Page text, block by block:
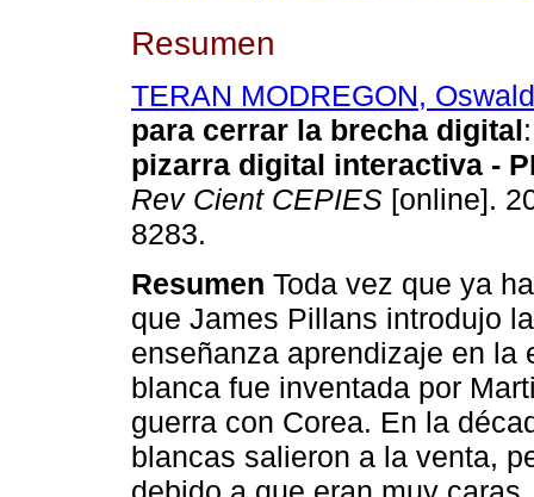
Resumen
TERAN MODREGON,
para cerrar la brecha digital
pizarra digital interactiva -
Rev Cient CEPIES [online].
8283.
Resumen Toda vez que ya
que James Pillans introdujo
enseñanza aprendizaje en la
blanca fue inventada por
guerra con Corea. En la
blancas salieron a la venta,